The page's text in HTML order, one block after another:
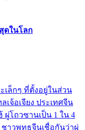
ดในโลก
เล็กๆ ที่ตั้งอยู่ในส่วน
จ้อเจียง ประเทศจีน
ผู่โถวซานเป็น 1 ใน 4
าวพุทธจีนเชื่อกันว่าผู่